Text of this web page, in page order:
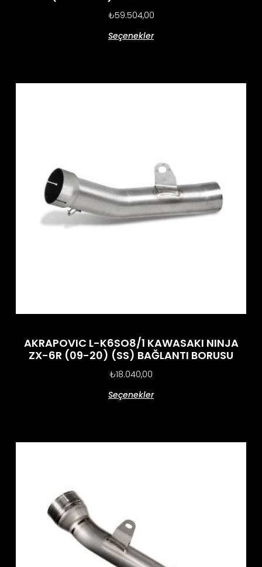
₺59.504,00
Seçenekler
AKRAPOVIC L-K6SO8/1 KAWASAKI NINJA
ZX-6R (09-20) (SS) BAĞLANTI BORUSU
₺18.040,00
Seçenekler